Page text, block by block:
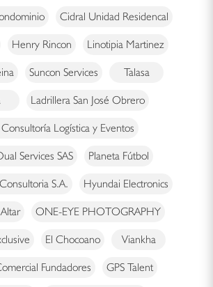
Cidral Unidad Residencal
Henry Rincon Linotipia Martinez
Suncon Services Talasa
Ladrillera San José Obrero
Consultoría Logística y Eventos
Services SAS Planeta Fútbol
S.A. Hyundai Electronics
ONE-EYE PHOTOGRAPHY
El Chocoano Viankha
Fundadores GPS Talent